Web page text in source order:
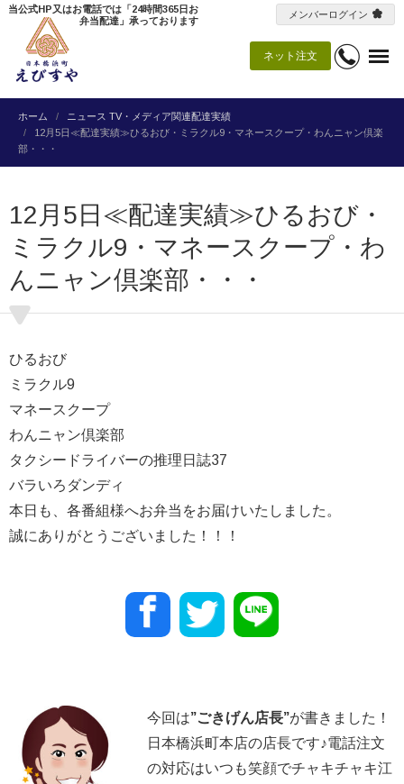
ネット注文
当公式HP又はお電話では「24時間365日お
弁当配達」承っております
メンバーログイン
ホーム ニュース TV・メディア関連配達実績
12月5日≪配達実績≫ひるおび・ミラクル9・マネースクープ・わんニャン倶楽
部・・・
12月5日≪配達実績≫ひるおび・
ミラクル9・マネースクープ・わ
んニャン倶楽部・・・
ひるおび
ミラクル9
マネースクープ
わんニャン倶楽部
タクシードライバーの推理日誌37
バラいろダンディ
本日も、各番組様へお弁当をお届けいたしました。
誠にありがとうございました！！！
今回は”ごきげん店長”が書きました！
日本橋浜町本店の店長です♪電話注文
の対応はいつも笑顔でチャキチャキ江